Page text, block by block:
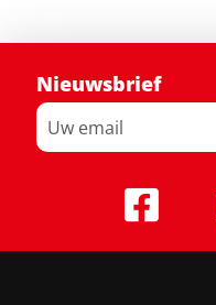
Nieuwsbrief